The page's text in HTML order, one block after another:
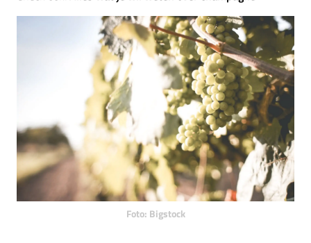
Foto: Bigstock